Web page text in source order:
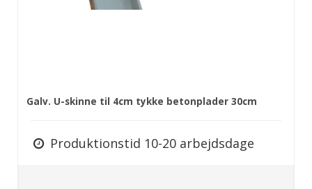
Galv. U-skinne til 4cm tykke betonplader 30cm
Produktionstid 10-20 arbejdsdage